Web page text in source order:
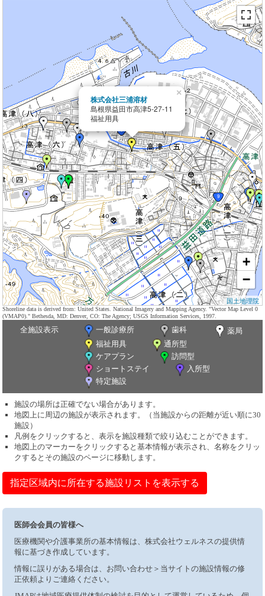
株式会社三浦溶材
島根県益田市高津5-27-11
福祉用具
×
+
−
国土地理院
Shoreline data is derived from: United States. National Imagery and Mapping Agency. "Vector Map Level 0
(VMAP0)." Bethesda, MD: Denver, CO: The Agency; USGS Information Services, 1997.
全施設表示 一般診療所 歯科
薬局
福祉用具
通所型
ケアプラン
訪問型
ショートステイ
入所型
特定施設
施設の場所は正確でない場合があります。
地図上に周辺の施設が表示されます。（当施設からの距離が近い順に30
施設）
凡例をクリックすると、表示を施設種類で絞り込むことができます。
地図上のマーカーをクリックすると基本情報が表示され、名称をクリッ
クするとその施設のページに移動します。
指定区域内に所在する施設リストを表示する
医師会会員の皆様へ
医療機関や介護事業所の基本情報は、株式会社ウェルネスの提供情
報に基づき作成しています。
情報に誤りがある場合は、お問い合わせ＞当サイトの施設情報の修
正依頼よりご連絡ください。